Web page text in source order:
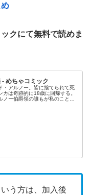
クにて無料で読めま
- めちゃコミック
・アルノー。皆に捨てられて死
カは奇跡的に18歳に回帰する。
ー伯爵領の誰もが私のことを
う方は、加入後